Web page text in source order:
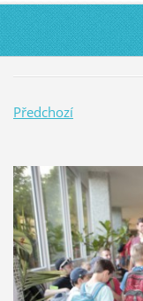
Předchozí